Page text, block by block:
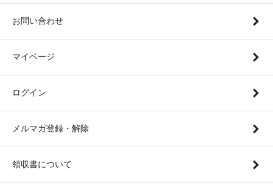
お問い合わせ
マイベージ
ログイン
メルマガ登録・解除
領収書について